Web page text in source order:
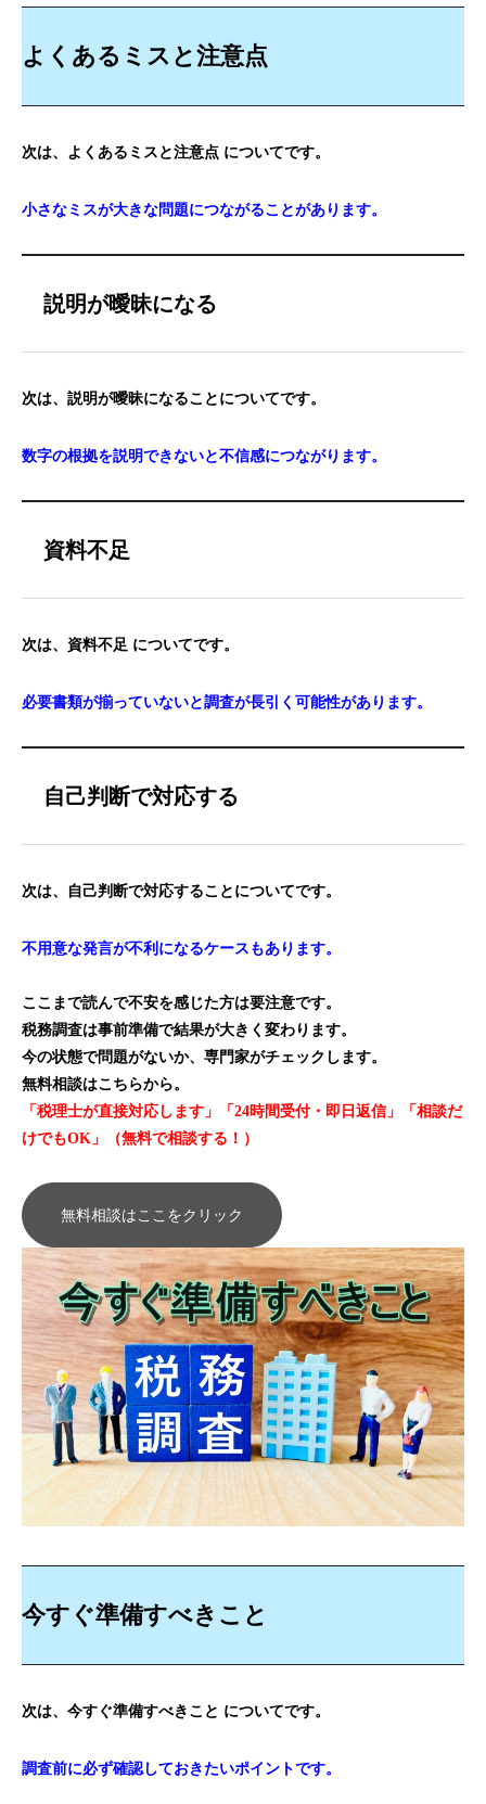
よくあるミスと注意点
次は、よくあるミスと注意点 についてです。
小さなミスが大きな問題につながることがあります。
説明が曖昧になる
次は、説明が曖昧になることについてです。
数字の根拠を説明できないと不信感につながります。
資料不足
次は、資料不足 についてです。
必要書類が揃っていないと調査が長引く可能性があります。
自己判断で対応する
次は、自己判断で対応することについてです。
不用意な発言が不利になるケースもあります。
ここまで読んで不安を感じた方は要注意です。
税務調査は事前準備で結果が大きく変わります。
今の状態で問題がないか、専門家がチェックします。
無料相談はこちらから。
「税理士が直接対応します」「24時間受付・即日返信」「相談だ
けでもOK」（無料で相談する！）
無料相談はここをクリック
今すぐ準備すべきこと
次は、今すぐ準備すべきこと についてです。
調査前に必ず確認しておきたいポイントです。